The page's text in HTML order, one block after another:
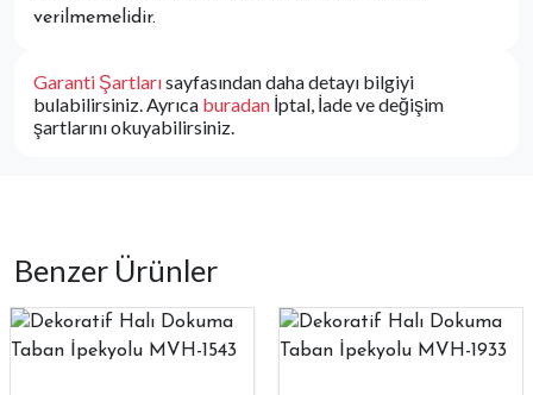
verilmemelidir.
Garanti Şartlarısayfasından daha detayı bilgiyi
bulabilirsiniz. Ayrıca buradan İptal, İade ve değişim
şartlarını okuyabilirsiniz.
Benzer Ürünler